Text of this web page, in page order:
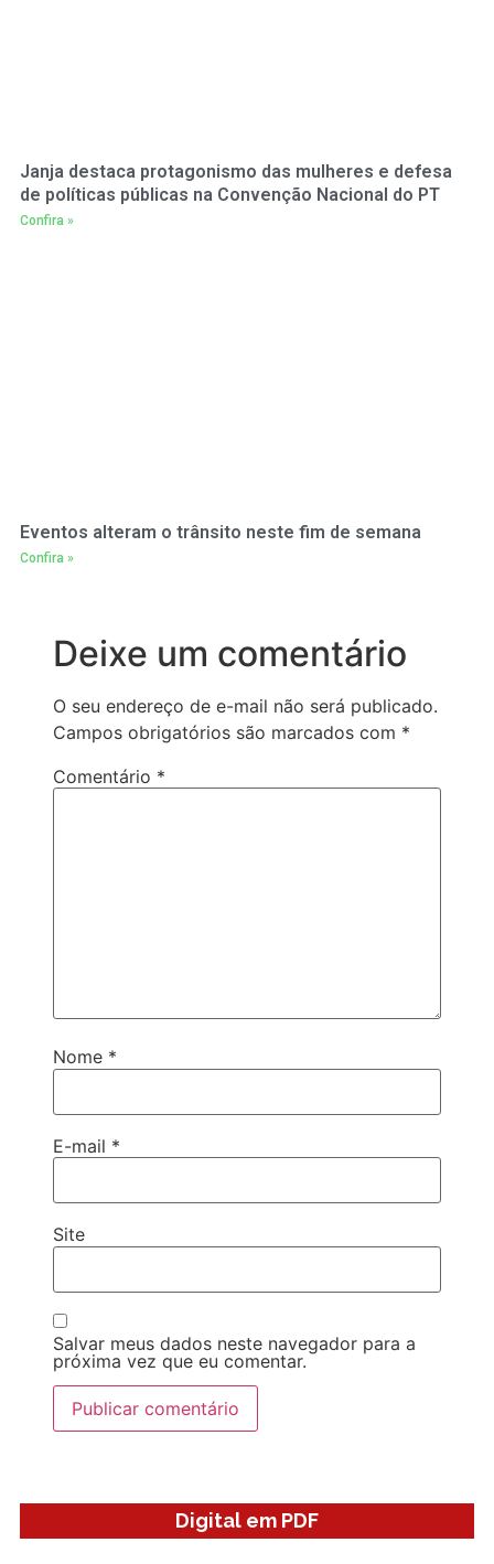
Janja destaca protagonismo das mulheres e defesa
de políticas públicas na Convenção Nacional do PT
Confira »
Eventos alteram o trânsito neste fim de semana
Confira »
Deixe um comentário
O seu endereço de e-mail não será publicado.
Campos obrigatórios são marcados com *
Comentário *
Nome *
E-mail *
Site
Salvar meus dados neste navegador para a
próxima vez que eu comentar.
Digital em PDF